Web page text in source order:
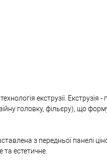
екструзії.
головку, фільєру), що
​​з передньої панелі
естетичне.